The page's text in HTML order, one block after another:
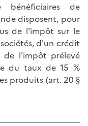
bénéficiaires de
disposent, pour
de l'impôt sur le
d'un crédit
de l'impôt prélevé
du taux de 15 %
produits (art. 20 §